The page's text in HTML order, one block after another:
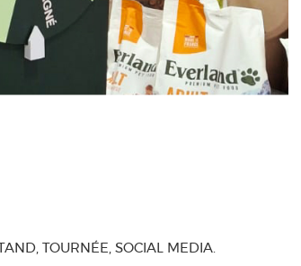
TOURNÉE, SOCIAL MEDIA.